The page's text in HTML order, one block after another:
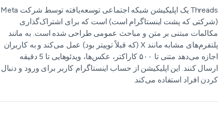
Threads یک اپلیکیشن شبکه اجتماعی توسعه‌یافته توسط شرکت Meta
که پشت اینستاگرام است) است که برای اشتراک‌گذاری
مبتنی بر متن و مباحث عمومی طراحی شده است. به مانند
پلتفرم‌های مشابه مانند X (که قبلاً توییتر بود) عمل می‌کند و به کاربران
اجازه می‌دهد متنی تا ۵۰۰ کاراکتر، عکس‌ها، ویدئوهایی تا 5 دقیقه
کنند. این اپلیکیشن از حساب اینستاگرام کاربر برای ورود و دنبال
افراد استفاده می‌کند.